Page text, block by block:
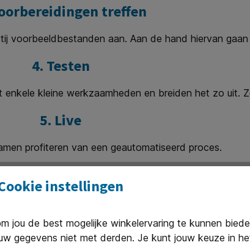
treffen
voorbeeldbestanden aan. Aan de hand hiervan
4. Testen
kleine werkzaamheden en breiden het zo uit.
5. Live
profiteren van een geautomatiseerd proces.
instellingen
jou de best mogelijke winkelervaring te kunnen
gegevens niet met derden. Je kunt jouw keuze in